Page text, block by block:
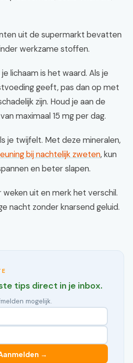
uit de supermarkt bevatten
werkzame stoffen.
lichaam is het waard. Als je
geeft, pas dan op met
zijn. Houd je aan de
maximaal 15 mg per dag.
je twijfelt. Met deze mineralen,
bij nachtelijk zweten, kun
en beter slapen.
uit en merk het verschil.
nacht zonder knarsend geluid.
tips direct in je inbox.
mogelijk.
→